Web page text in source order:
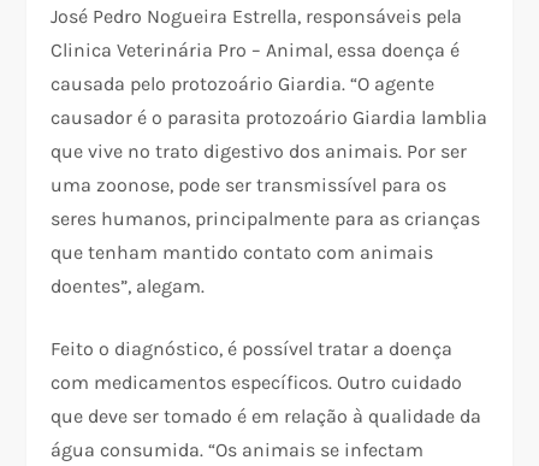
José Pedro Nogueira Estrella, responsáveis pela
Clinica Veterinária Pro – Animal, essa doença é
causada pelo protozoário Giardia. “O agente
causador é o parasita protozoário Giardia lamblia
que vive no trato digestivo dos animais. Por ser
uma zoonose, pode ser transmissível para os
seres humanos, principalmente para as crianças
que tenham mantido contato com animais
doentes”, alegam.
Feito o diagnóstico, é possível tratar a doença
com medicamentos específicos. Outro cuidado
que deve ser tomado é em relação à qualidade da
água consumida. “Os animais se infectam